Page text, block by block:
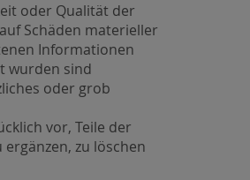
oder Qualität der
Schäden materieller
Informationen
wurden sind
oder grob
vor, Teile der
zu löschen